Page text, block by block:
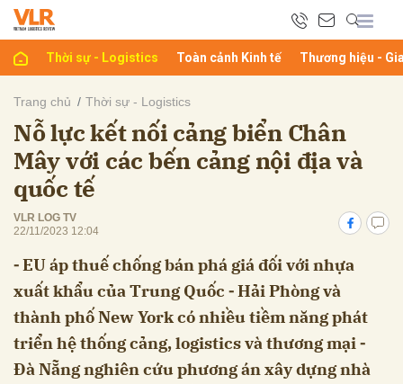
Thời sự - Logistics Toàn cảnh Kinh tế Thương hiệu -
Trang chủ Thời sự - Logistics
Nỗ lực kết nối cảng biển Chân
Mây với các bến cảng nội địa và
quốc tế
VLR LOG TV
22/11/2023 12:04
⁃ EU áp thuế chống bán phá giá đối với nhựa
xuất khẩu của Trung Quốc ⁃ Hải Phòng và
thành phố New York có nhiều tiềm năng phát
triển hệ thống cảng, logistics và thương mại ⁃
Đà Nẵng nghiên cứu phương án xây dựng nhà
luận
Hủy